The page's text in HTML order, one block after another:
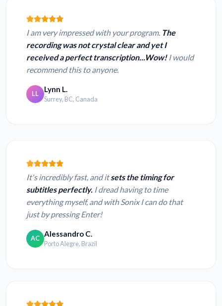
I am very impressed with your program. The
recording was not crystal clear and yet I
received a perfect transcription...Wow!I would
recommend this to anyone.
LL Lynn L.
Surrey, BC, Canada
It's incredibly fast, and itsets the timing for
subtitles perfectly. I dread having to time
everything myself, and with Sonix I can do that
just by pressing Enter!
AC Alessandro C.
Porto Alegre, Brazil